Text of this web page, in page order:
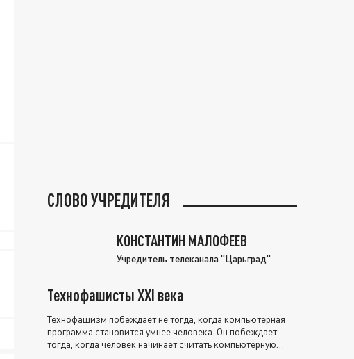
СЛОВО УЧРЕДИТЕЛЯ
КОНСТАНТИН МАЛОФЕЕВ
Учредитель телеканала "Царьград"
Технофашисты XXI века
Технофашизм побеждает не тогда, когда компьютерная
программа становится умнее человека. Он побеждает
тогда, когда человек начинает считать компьютерную